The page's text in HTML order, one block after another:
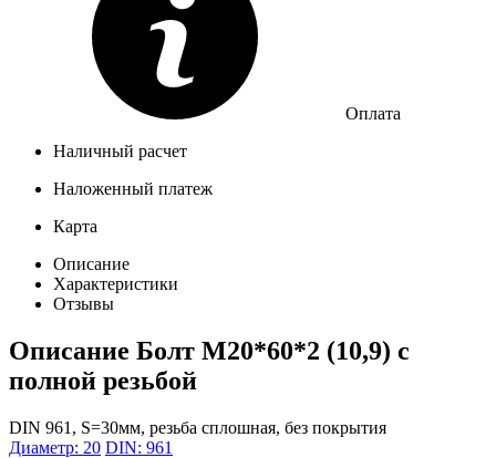
Оплата
Наличный расчет
Наложенный платеж
Карта
Описание
Характеристики
Отзывы
Описание Болт М20*60*2 (10,9) с
полной резьбой
DIN 961, S=30мм, резьба сплошная, без покрытия
Диаметр: 20 DIN: 961